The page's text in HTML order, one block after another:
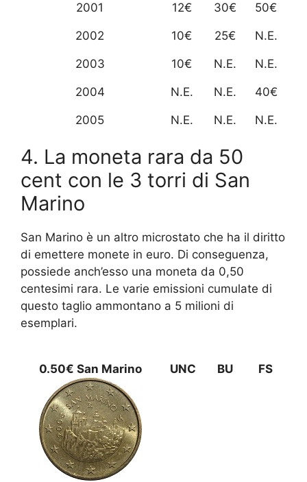
2001 12€ 30€ 50€
2002 10€ 25€ N.E.
2003 10€ N.E. N.E.
2004 N.E. N.E. 40€
2005 N.E. N.E. N.E.
4. La moneta rara da 50
cent con le 3 torri di San
Marino
San Marino è un altro microstato che ha il diritto
di emettere monete in euro. Di conseguenza,
possiede anch’esso una moneta da 0,50
centesimi rara. Le varie emissioni cumulate di
questo taglio ammontano a 5 milioni di
esemplari.
0.50€ San Marino UNC BU FS